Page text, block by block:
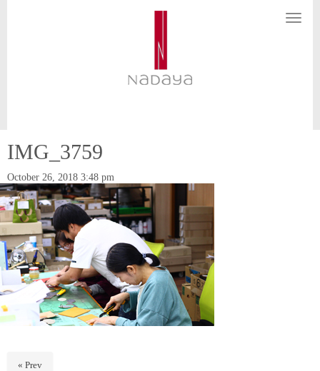
N
IMG_3759
October 26, 2018 3:48 pm
« Prev